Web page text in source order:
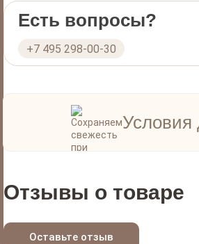
Есть вопросы?
+7 495 298-00-30
Условия
Отзывы о товаре
Оставьте отзыв